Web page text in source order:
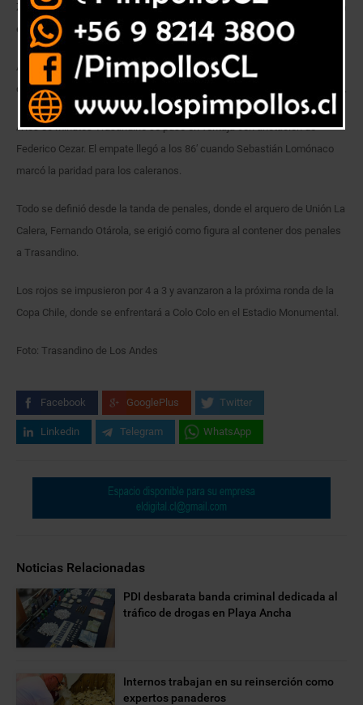
Zona Centro Norte de la Copa, después de igualar 1-1 con Trasandino en
el Estadio Regional de Los Andes, y vencer en la definición a penales.
Andinos y rojos brindaron un partido intenso, con más dinámica y fuerza
que fútbol, donde no se evidenció tanta diferencia entre un equipo y otro.
A los 80 minutos Trasandino se puso en ventaja con anotación de
Federico Cezar. El empate llegó a los 86′ cuando Sebastián Lomónaco
marcó la paridad para los caleranos.
Todo se definió desde la tanda de penales, donde el arquero de Unión La
Calera, Fernando Otárola, se erigió como figura al contener dos penales
a Trasandino.
Los rojos se impusieron por 4 a 3 y avanzaron a la próxima ronda de la
Copa Chile, donde se enfrentará a Colo Colo en el Estadio Monumental.
Foto: Trasandino de Los Andes
Facebook GooglePlus Twitter
Linkedin Telegram WhatsApp
Noticias Relacionadas
PDI desbarata banda criminal dedicada al
tráfico de drogas en Playa Ancha
Internos trabajan en su reinserción como
expertos panaderos